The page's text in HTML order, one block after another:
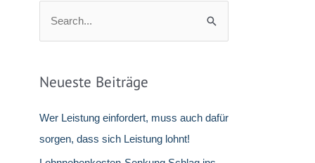
n
n
a
Neueste Beiträge
Wer Leistung einfordert, muss auch dafür
sorgen, dass sich Leistung lohnt!